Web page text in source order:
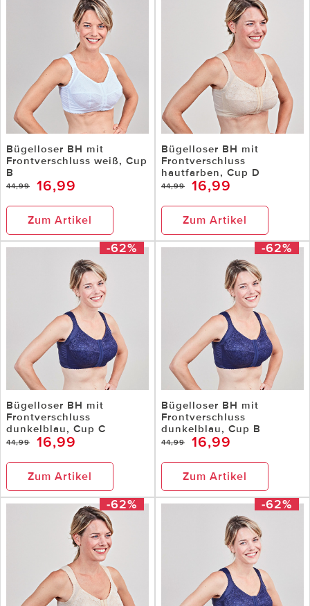
Bügelloser BH mit
Frontverschluss weiß, Cup
B
44,99 16,99
Zum Artikel
Bügelloser BH mit
Frontverschluss
hautfarben, Cup D
44,99 16,99
Zum Artikel
-62%
Bügelloser BH mit
Frontverschluss
dunkelblau, Cup C
44,99 16,99
Zum Artikel
-62%
Bügelloser BH mit
Frontverschluss
dunkelblau, Cup B
44,99 16,99
Zum Artikel
-62% -62%